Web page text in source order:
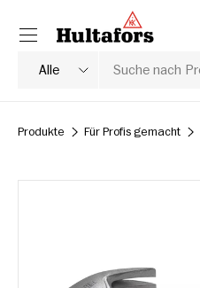
DIREKT ZUM INHALT
Suche
Produkttyp
Alle
Menü
Produkte Für Profis gemacht